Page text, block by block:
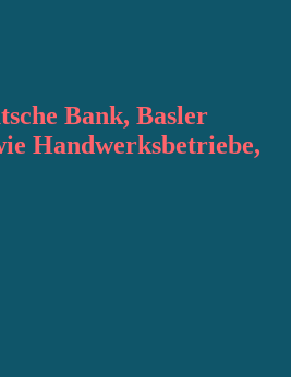
Bank, Basler
Handwerksbetriebe,